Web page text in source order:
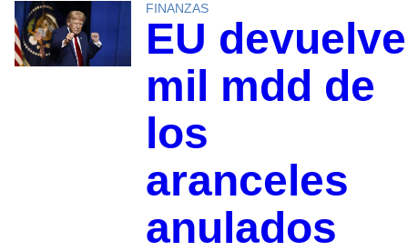
FINANZAS
EU
mil mdd de
los
aranceles
anulados